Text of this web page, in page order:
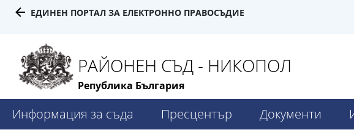
ЕДИНЕН ПОРТАЛ ЗА ЕЛЕКТРОННО ПРАВОСЪДИЕ
РАЙОНЕН СЪД - НИКОПОЛ
Република България
Информация за съда Пресцентър Документи